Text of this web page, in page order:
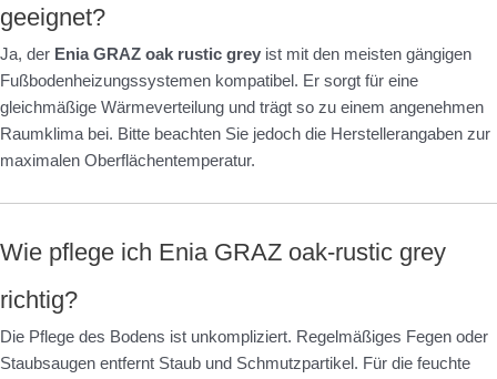
geeignet?
Ja, der Enia GRAZ oak rustic grey ist mit den meisten gängigen
Fußbodenheizungssystemen kompatibel. Er sorgt für eine
gleichmäßige Wärmeverteilung und trägt so zu einem angenehmen
Raumklima bei. Bitte beachten Sie jedoch die Herstellerangaben zur
maximalen Oberflächentemperatur.
Wie pflege ich Enia GRAZ oak-rustic grey
richtig?
Die Pflege des Bodens ist unkompliziert. Regelmäßiges Fegen oder
Staubsaugen entfernt Staub und Schmutzpartikel. Für die feuchte